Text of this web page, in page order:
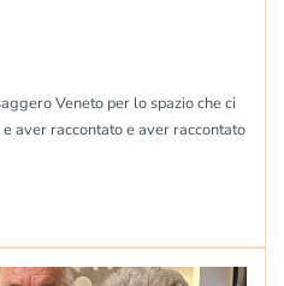
Veneto per lo spazio che ci
aver raccontato e aver raccontato